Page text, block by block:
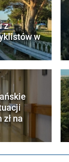
z
w
na